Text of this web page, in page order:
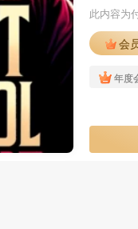
此内容为
会
年度